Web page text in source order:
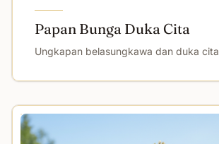
Papan Bunga Duka Cita
Ungkapan belasungkawa dan duka cita